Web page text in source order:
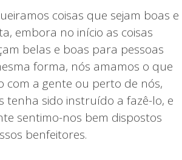
coisas que sejam boas e
embora no início as coisas
belas e boas para pessoas
forma, nós amamos o que
com a gente ou perto de nós,
tenha sido instruído a fazê-lo, e
sentimo-nos bem dispostos
benfeitores.